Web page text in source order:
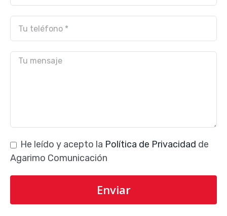
He leído y acepto la Política de Privacidad de
Agarimo Comunicación